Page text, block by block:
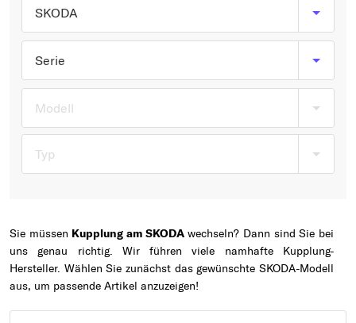
Typ wählen
SKODA
Serie
Modell
Typ
Sie müssen Kupplung am SKODAwechseln? Dann sind Sie bei
uns genau richtig. Wir führen viele namhafte Kupplung-
Hersteller. Wählen Sie zunächst das gewünschte SKODA-Modell
aus, um passende Artikel anzuzeigen!